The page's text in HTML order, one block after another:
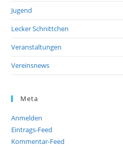
Jugend
Lecker Schnittchen
Veranstaltungen
Vereinsnews
Meta
Anmelden
Eintrags-Feed
Kommentar-Feed